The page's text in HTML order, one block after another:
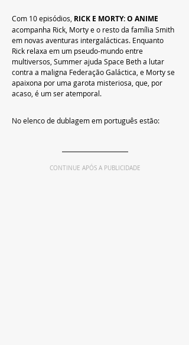
Com 10 episódios, RICK E MORTY: O ANIME
acompanha Rick, Morty e o resto da família Smith
em novas aventuras intergalácticas. Enquanto
Rick relaxa em um pseudo-mundo entre
multiversos, Summer ajuda Space Beth a lutar
contra a maligna Federação Galáctica, e Morty se
apaixona por uma garota misteriosa, que, por
acaso, é um ser atemporal.
No elenco de dublagem em português estão:
CONTINUE APÓS A PUBLICIDADE